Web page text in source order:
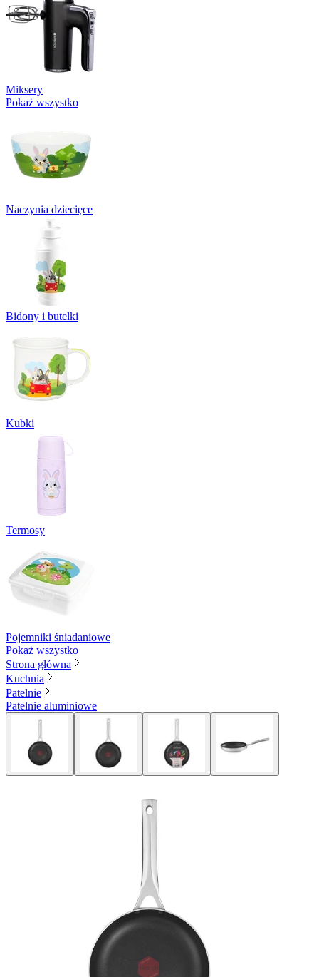
Miksery
Pokaż wszystko
Naczynia dziecięce
Bidony i butelki
Kubki
Termosy
Pojemniki śniadaniowe
Pokaż wszystko
Strona główna
Kuchnia
Patelnie
Patelnie aluminiowe